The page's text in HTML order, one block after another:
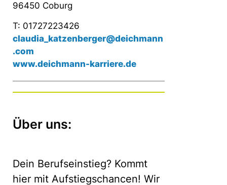
96450 Coburg
T: 01727223426
claudia_katzenberger@deichmann
.com
www.deichmann-karriere.de
Über uns:
Dein Berufseinstieg? Kommt
hier mit Aufstiegschancen! Wir